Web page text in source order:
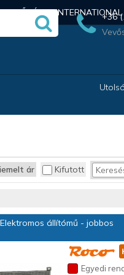
INTERNATIONAL
+36
ár Kifutott
állítómű - jobbos
Egyedi